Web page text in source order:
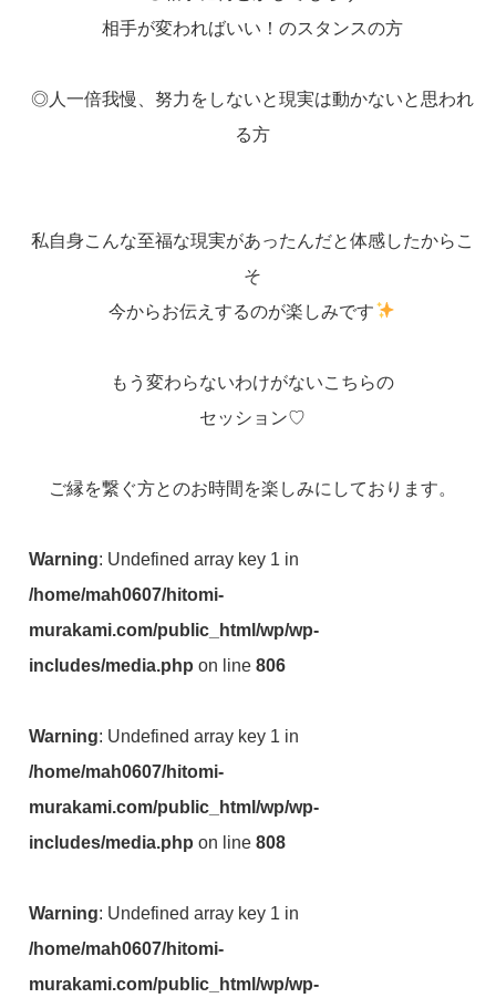
相手が変わればいい！のスタンスの方
◎人一倍我慢、努力をしないと現実は動かないと思われ
る方
私自身こんな至福な現実があったんだと体感したからこ
そ
今からお伝えするのが楽しみです
もう変わらないわけがないこちらの
セッション♡
ご縁を繋ぐ方とのお時間を楽しみにしております。
Warning: Undefined array key 1 in
/home/mah0607/hitomi-
murakami.com/public_html/wp/wp-
includes/media.php on line806
Warning: Undefined array key 1 in
/home/mah0607/hitomi-
murakami.com/public_html/wp/wp-
includes/media.php on line808
Warning: Undefined array key 1 in
/home/mah0607/hitomi-
murakami.com/public_html/wp/wp-